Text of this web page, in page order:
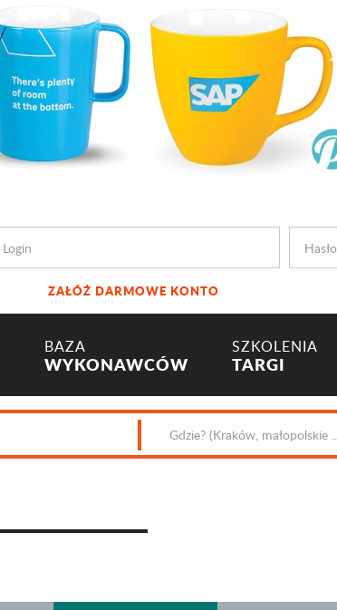
ZAŁÓŻ DARMOWE KONTO
BAZA
WYKONAWCÓW
SZKOLENIA
TARGI